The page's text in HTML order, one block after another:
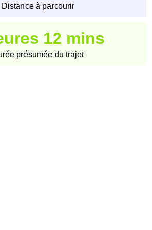
Distance à parcourir
12 mins
présumée du trajet